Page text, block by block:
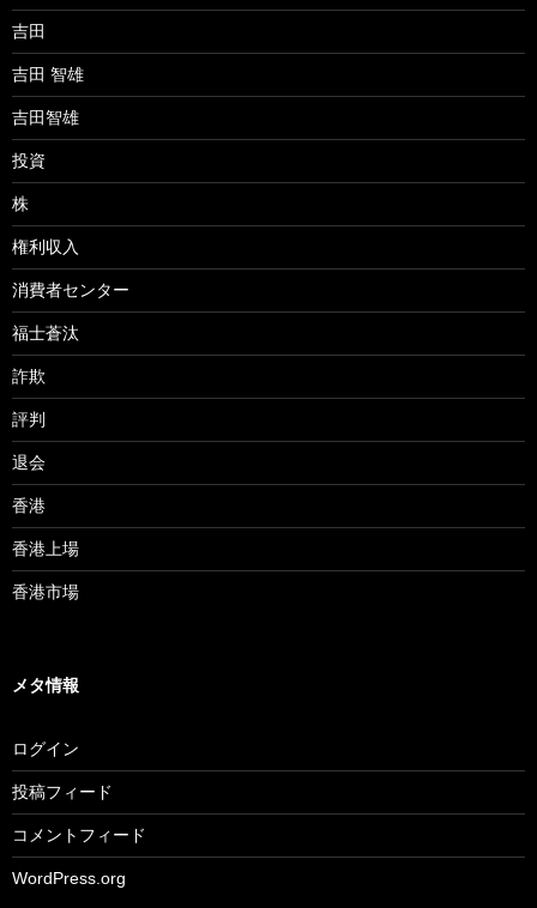
吉田
吉田 智雄
吉田智雄
投資
株
権利収入
消費者センター
福士蒼汰
詐欺
評判
退会
香港
香港上場
香港市場
メタ情報
ログイン
投稿フィード
コメントフィード
WordPress.org